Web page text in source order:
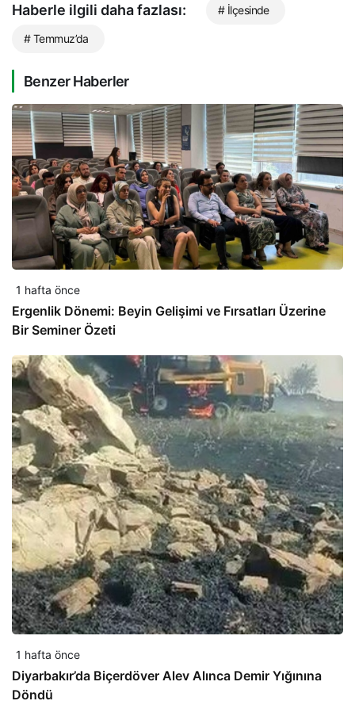
Haberle ilgili daha fazlası: # İlçesinde
# Temmuz’da
Benzer Haberler
1 hafta önce
Ergenlik Dönemi: Beyin Gelişimi ve Fırsatları Üzerine
Bir Seminer Özeti
1 hafta önce
Diyarbakır’da Biçerdöver Alev Alınca Demir Yığınına
Döndü